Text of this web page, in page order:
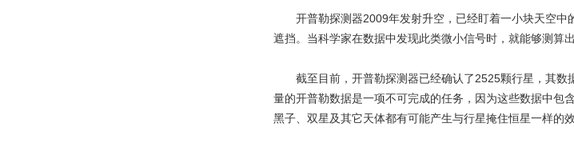
开普勒探测器2009年发射升空，已经盯着一小块天空中
遮挡。当科学家在数据中发现此类微小信号时，就能够测算
截至目前，开普勒探测器已经确认了2525颗行星，其数
量的开普勒数据是一项不可完成的任务，因为这些数据中包
黑子、双星及其它天体都有可能产生与行星掩住恒星一样的效